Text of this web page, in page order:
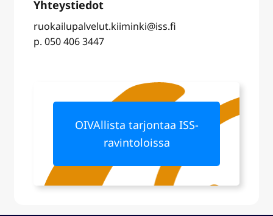
ruokailupalvelut.kiiminki@iss.fi
p. 050 406 3447
OIVAllista tarjontaa ISS-
ravintoloissa